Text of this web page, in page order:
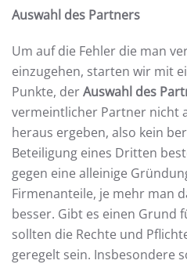
Auswahl des Partners
Um auf die Fehler die man
einzugehen, starten wir mit
Punkte, derAuswahl des
vermeintlicher Partner nicht
heraus ergeben, also kein
Beteiligung eines Dritten
gegen eine alleinige
Firmenanteile, je mehr man
besser. Gibt es einen Grund
sollten die Rechte und
geregelt sein. Insbesondere